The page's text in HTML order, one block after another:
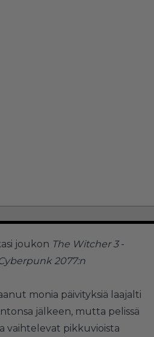
joukon The Witcher 3-
2077:n
monia päivityksiä laajalti
jälkeen, mutta pelissä
vaihtelevat pikkuvioista